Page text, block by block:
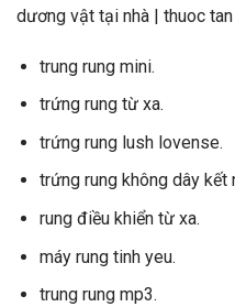
dương vật tại nhà | thuoc
trung rung mini.
trứng rung từ xa.
trứng rung lush lovense.
trứng rung không dây kết
rung điều khiển từ xa.
máy rung tinh yeu.
trung rung mp3.